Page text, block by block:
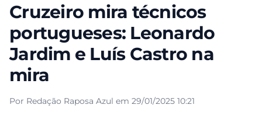
Cruzeiro mira técnicos
portugueses: Leonardo
Jardim e Luís Castro na
mira
Por Redação Raposa Azul em 29/01/2025 10:21